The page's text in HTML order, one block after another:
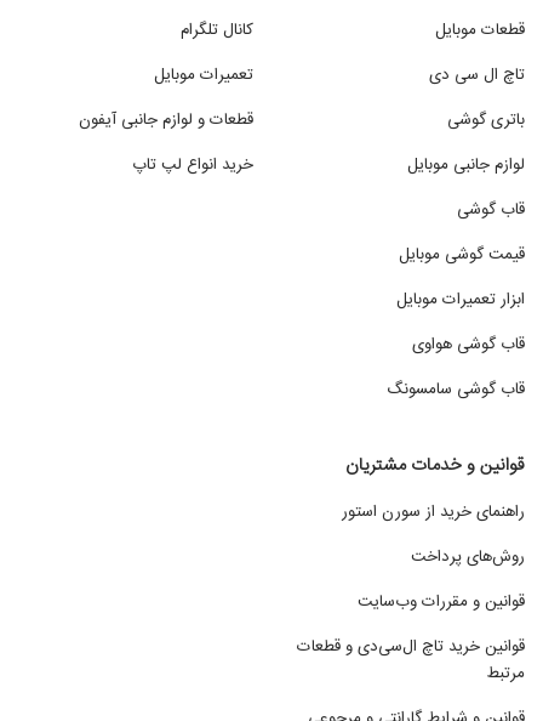
قطعات موبایل
تاچ ال سی دی
باتری گوشی
لوازم جانبی موبایل
قاب گوشی
قیمت گوشی موبایل
ابزار تعمیرات موبایل
قاب گوشی هواوی
قاب گوشی سامسونگ
کانال تلگرام
تعمیرات موبایل
قطعات و لوازم جانبی آیفون
خرید انواع لپ تاپ
قوانین و خدمات مشتریان
راهنمای خرید از سورن استور
روش‌های پرداخت
قوانین و مقررات وب‌سایت
قوانین خرید تاچ ال‌سی‌دی و قطعات
مرتبط